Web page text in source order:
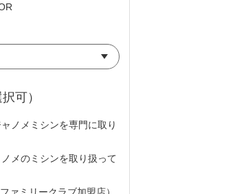
可）
ノメミシンを専門に取り
メのミシンを取り扱って